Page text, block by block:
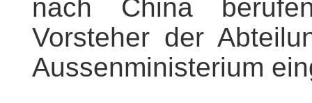
nach China
Vorsteher der
Aussenministerium